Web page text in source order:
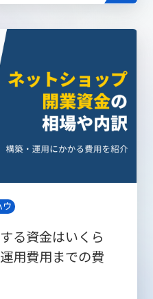
ウ
る資金はいくら
用費用までの費